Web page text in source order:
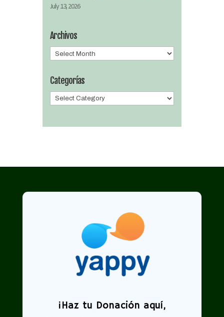
July 13, 2026
Archivos
Archivos
Categorías
Categorías
¡Haz tu Donación aquí,